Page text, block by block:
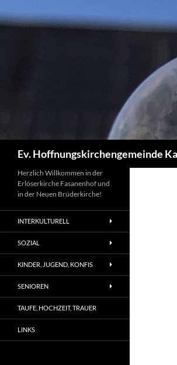
Inhalt
Ev. Hoffnungskirchengemeinde
Herzlich Willkommen in der
Erlöserkirche Fasanenhof und
in der Neuen Brüderkirche!
INTERKULTURELL
SOZIAL
KINDER, JUGEND, KONFIS
SENIOREN
TAUFE, HOCHZEIT, TRAUER
LINKS